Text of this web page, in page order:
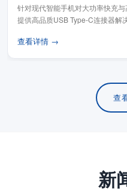
针对现代智能手机对大功率快充
提供高品质USB Type-C连接器解
查看详情 →
查
新